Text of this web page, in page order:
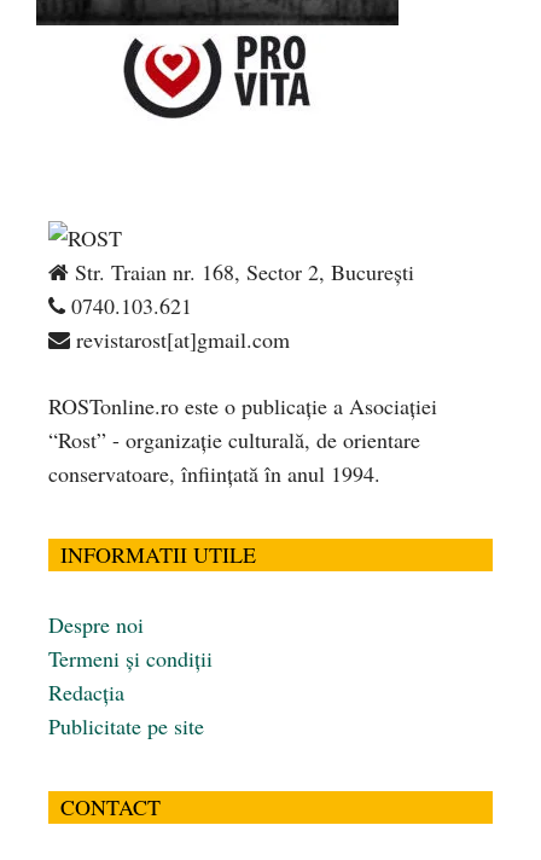
Str. Traian nr. 168, Sector 2, București
0740.103.621
revistarost[at]gmail.com
ROSTonline.ro este o publicaţie a Asociaţiei
“Rost” - organizaţie culturală, de orientare
conservatoare, înfiinţată în anul 1994.
INFORMATII UTILE
Despre noi
Termeni și condiții
Redacția
Publicitate pe site
CONTACT